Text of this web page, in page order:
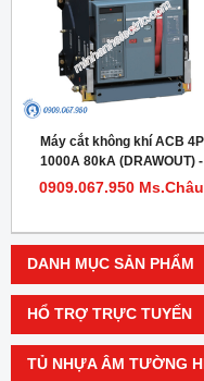
DANH MỤC SẢN PHẨM
HỔ TRỢ TRỰC TUYẾN
TỦ NHỰA ÂM TƯỜNG
Máy cắt không khí ACB 4P
1000A 80kA (DRAWOUT) -
Model HDW620104DHVV56M
0909.067.950 Ms.Châu